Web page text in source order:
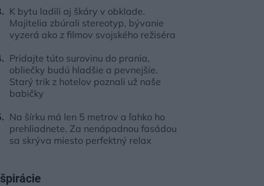
K bytu ladili aj škáry v obklade.
Majitelia zbúrali stereotyp, bývanie
vyzerá ako z filmov svojského režiséra
Pridajte túto surovinu do prania,
obliečky budú hladšie a pevnejšie.
Starý trik z hotelov poznali už naše
babičky
Na šírku má len 5 metrov a ľahko ho
prehliadnete. Za nenápadnou fasádou
sa skrýva miesto perfektný relax